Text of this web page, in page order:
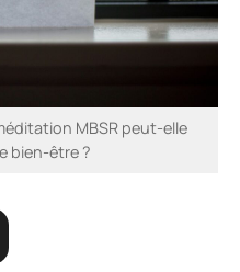
MBSR peut-elle
bien-être ?